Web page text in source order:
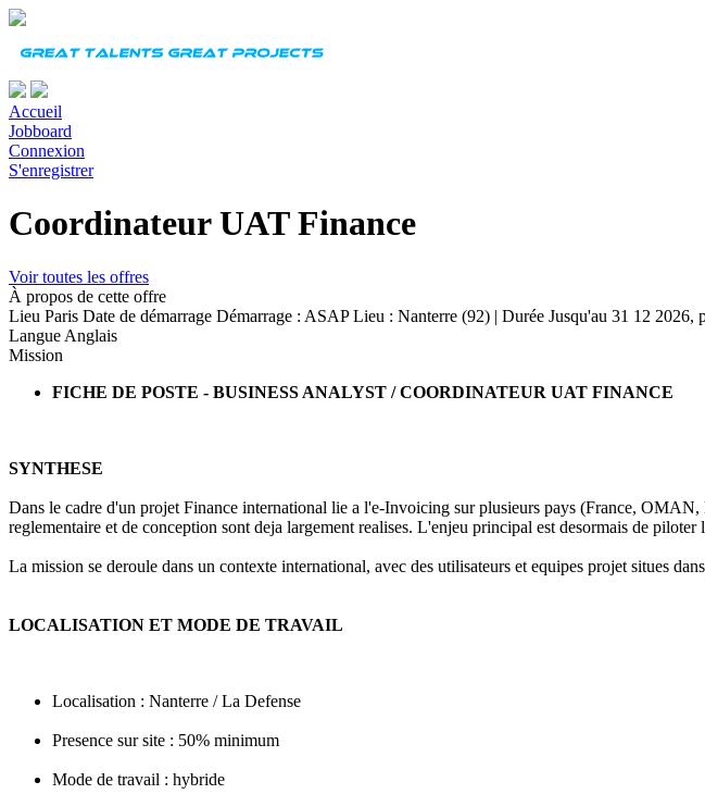
Accueil
Jobboard
Connexion
S'enregistrer
Coordinateur UAT Finance
Voir toutes les offres
À propos de cette offre
Lieu Paris Date de démarrage Démarrage : ASAP Lieu : Nanterre (92) | Durée Jusqu'au 31 12 2026,
Langue Anglais
Mission
FICHE DE POSTE - BUSINESS ANALYST / COORDINATEUR UAT FINANCE
SYNTHESE
Dans le cadre d'un projet Finance international lie a l'e-Invoicing sur plusieurs pays (France,
reglementaire et de conception sont deja largement realises. L'enjeu principal est desormais de
La mission se deroule dans un contexte international, avec des utilisateurs et equipes projet situes
LOCALISATION ET MODE DE TRAVAIL
Localisation : Nanterre / La Defense
Presence sur site : 50% minimum
Mode de travail : hybride